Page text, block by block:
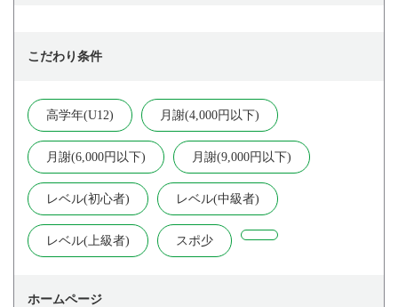
こだわり条件
高学年(U12) 月謝(4,000円以下)
月謝(6,000円以下) 月謝(9,000円以下)
レベル(初心者) レベル(中級者)
レベル(上級者) スポ少
ホームページ